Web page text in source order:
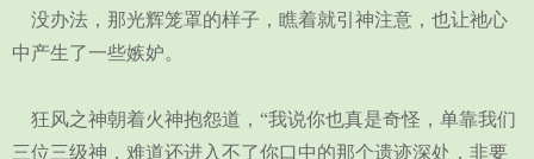
没办法，那光辉笼罩的样子，瞧着就引神注意，也让祂心
中产生了一些嫉妒。
狂风之神朝着火神抱怨道，“我说你也真是奇怪，单靠我们
三位三级神，难道还进入不了你口中的那个遗迹深处，非要